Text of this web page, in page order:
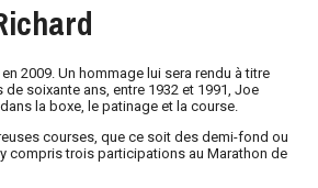
2009. Un hommage lui sera rendu à titre
soixante ans, entre 1932 et 1991, Joe
la boxe, le patinage et la course.
courses, que ce soit des demi-fond ou
compris trois participations au Marathon de